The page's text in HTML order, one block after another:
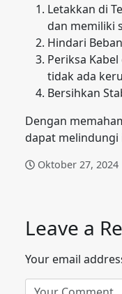
Letakkan di
dan memiliki
Hindari
Periksa
tidak ada
Bersihkan
Dengan
dapat melindungi
Oktober 27, 2024
Leave a
Your email